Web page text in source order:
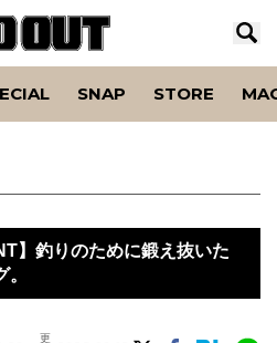
SNAP STORE
】釣りのために鍛え抜いた
更